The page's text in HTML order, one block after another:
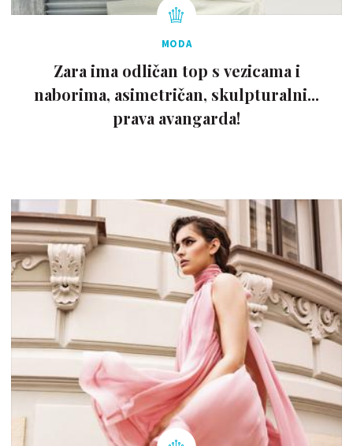
MODA
Zara ima odličan top s vezicama i
naborima, asimetričan, skulpturalni...
prava avangarda!